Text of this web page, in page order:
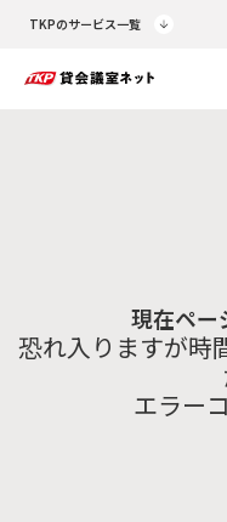
TKPのサービス一覧
現在ペー
恐れ入りますが時
エラー